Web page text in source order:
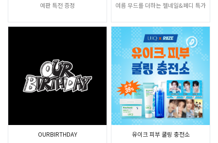
예판 특전 증정
여름 무드를 더하는 젤네일&페디 특가
OURBIRTHDAY
유이크 피부 쿨링 충전소